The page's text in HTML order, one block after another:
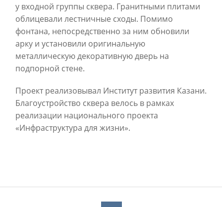
у входной группы сквера. Гранитными плитами
облицевали лестничные сходы. Помимо
фонтана, непосредственно за ним обновили
арку и установили оригинальную
металлическую декоративную дверь на
подпорной стене.
Проект реализовывал Институт развития Казани.
Благоустройство сквера велось в рамках
реализации национального проекта
«Инфраструктура для жизни».